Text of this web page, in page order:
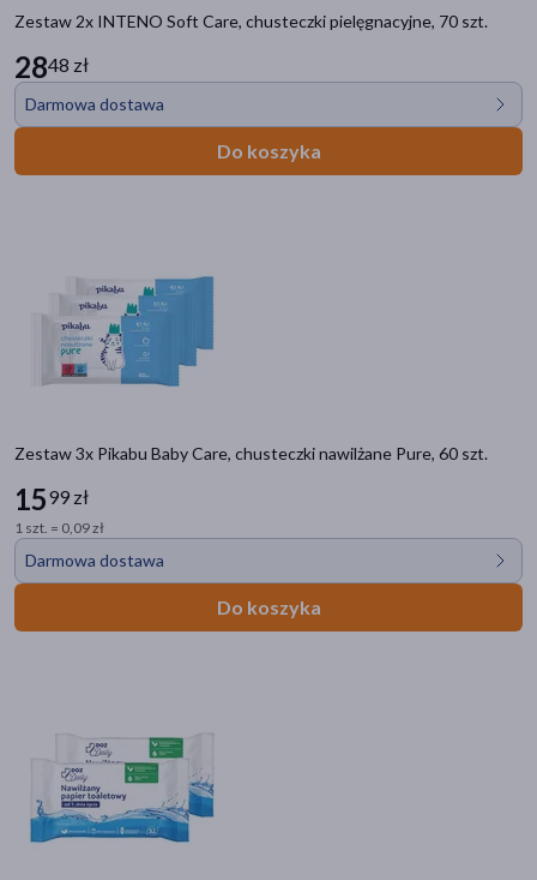
Zestaw 2x INTENO Soft Care, chusteczki pielęgnacyjne, 70 szt.
2848 zł
Darmowa dostawa
Do koszyka
Zestaw 3x Pikabu Baby Care, chusteczki nawilżane Pure, 60 szt.
1599 zł
1 szt. = 0,09 zł
Darmowa dostawa
Do koszyka